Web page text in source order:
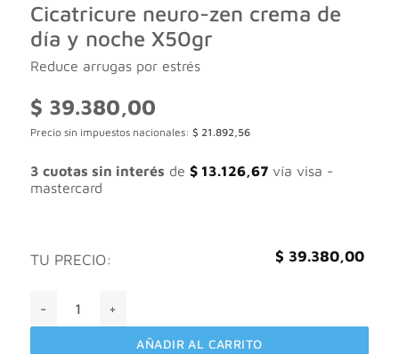
Cicatricure neuro-zen crema de
día y noche X50gr
Reduce arrugas por estrés
$ 39.380,00
Precio sin impuestos nacionales: $ 21.892,56
3 cuotas sin interés de $13.126,67vía visa -
mastercard
TU PRECIO: $ 39.380,00
AÑADIR AL CARRITO